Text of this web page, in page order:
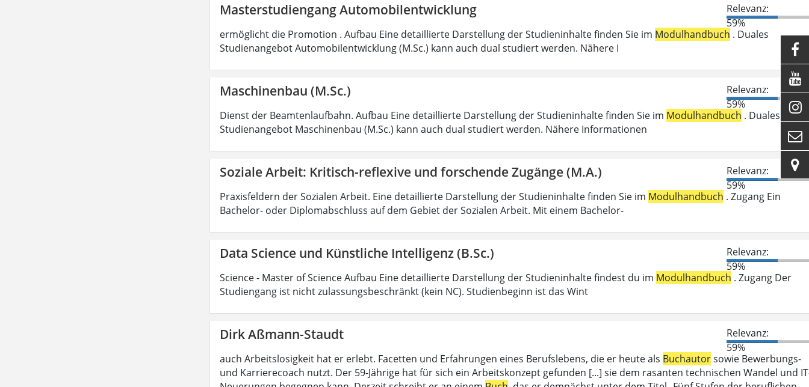
Masterstudiengang Automobilentwicklung
Relevanz:
59%
ermöglicht die Promotion . Aufbau Eine detaillierte Darstellung der Studieninhalte finden Sie im Modulhandbuch . Duales
Studienangebot Automobilentwicklung (M.Sc.) kann auch dual studiert werden. Nähere I
Maschinenbau (M.Sc.)
Relevanz:
59%
Dienst der Beamtenlaufbahn. Aufbau Eine detaillierte Darstellung der Studieninhalte finden Sie im Modulhandbuch . Duales
Studienangebot Maschinenbau (M.Sc.) kann auch dual studiert werden. Nähere Informationen
Soziale Arbeit: Kritisch-reflexive und forschende Zugänge (M.A.)
Relevanz:
59%
Praxisfeldern der Sozialen Arbeit. Eine detaillierte Darstellung der Studieninhalte finden Sie im Modulhandbuch . Zugang Ein
Bachelor- oder Diplomabschluss auf dem Gebiet der Sozialen Arbeit. Mit einem Bachelor-
Data Science und Künstliche Intelligenz (B.Sc.)
Relevanz:
59%
Science - Master of Science Aufbau Eine detaillierte Darstellung der Studieninhalte findest du im Modulhandbuch . Zugang Der
Studiengang ist nicht zulassungsbeschränkt (kein NC). Studienbeginn ist das Wint
Dirk Aßmann-Staudt
Relevanz:
59%
auch Arbeitslosigkeit hat er erlebt. Facetten und Erfahrungen eines Berufslebens, die er heute als Buchautorsowie Bewerbungs-
und Karrierecoach nutzt. Der 59-Jährige hat für sich ein Arbeitskonzept gefunden [...] sie dem rasanten technischen Wandel und




